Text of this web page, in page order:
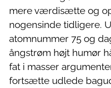
mere værdisætte og
nogensinde tidligere.
atomnummer 75 og
ångstrøm højt humør
fat i masser
fortsætte udlede